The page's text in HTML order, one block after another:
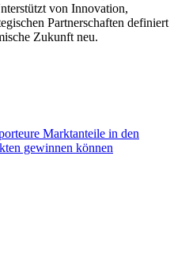
von Innovation,
Partnerschaften definiert
Zukunft neu.
Marktanteile in den
gewinnen können